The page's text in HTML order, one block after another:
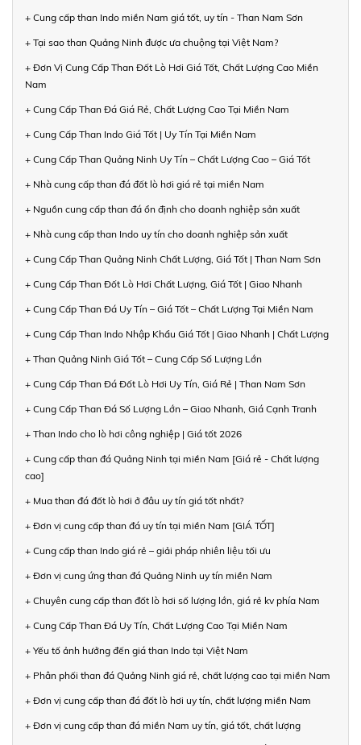
+ Cung cấp than Indo miền Nam giá tốt, uy tín - Than Nam Sơn
+ Tại sao than Quảng Ninh được ưa chuộng tại Việt Nam?
+ Đơn Vị Cung Cấp Than Đốt Lò Hơi Giá Tốt, Chất Lượng Cao Miền
Nam
+ Cung Cấp Than Đá Giá Rẻ, Chất Lượng Cao Tại Miền Nam
+ Cung Cấp Than Indo Giá Tốt | Uy Tín Tại Miền Nam
+ Cung Cấp Than Quảng Ninh Uy Tín – Chất Lượng Cao – Giá Tốt
+ Nhà cung cấp than đá đốt lò hơi giá rẻ tại miền Nam
+ Nguồn cung cấp than đá ổn định cho doanh nghiệp sản xuất
+ Nhà cung cấp than Indo uy tín cho doanh nghiệp sản xuất
+ Cung Cấp Than Quảng Ninh Chất Lượng, Giá Tốt | Than Nam Sơn
+ Cung Cấp Than Đốt Lò Hơi Chất Lượng, Giá Tốt | Giao Nhanh
+ Cung Cấp Than Đá Uy Tín – Giá Tốt – Chất Lượng Tại Miền Nam
+ Cung Cấp Than Indo Nhập Khẩu Giá Tốt | Giao Nhanh | Chất Lượng
+ Than Quảng Ninh Giá Tốt – Cung Cấp Số Lượng Lớn
+ Cung Cấp Than Đá Đốt Lò Hơi Uy Tín, Giá Rẻ | Than Nam Sơn
+ Cung Cấp Than Đá Số Lượng Lớn – Giao Nhanh, Giá Cạnh Tranh
+ Than Indo cho lò hơi công nghiệp | Giá tốt 2026
+ Cung cấp than đá Quảng Ninh tại miền Nam [Giá rẻ - Chất lượng
cao]
+ Mua than đá đốt lò hơi ở đâu uy tín giá tốt nhất?
+ Đơn vị cung cấp than đá uy tín tại miền Nam [GIÁ TỐT]
+ Cung cấp than Indo giá rẻ – giải pháp nhiên liệu tối ưu
+ Đơn vị cung ứng than đá Quảng Ninh uy tín miền Nam
+ Chuyên cung cấp than đốt lò hơi số lượng lớn, giá rẻ kv phía Nam
+ Cung Cấp Than Đá Uy Tín, Chất Lượng Cao Tại Miền Nam
+ Yếu tố ảnh hưởng đến giá than Indo tại Việt Nam
+ Phân phối than đá Quảng Ninh giá rẻ, chất lượng cao tại miền Nam
+ Đơn vị cung cấp than đá đốt lò hơi uy tín, chất lượng miền Nam
+ Đơn vị cung cấp than đá miền Nam uy tín, giá tốt, chất lượng